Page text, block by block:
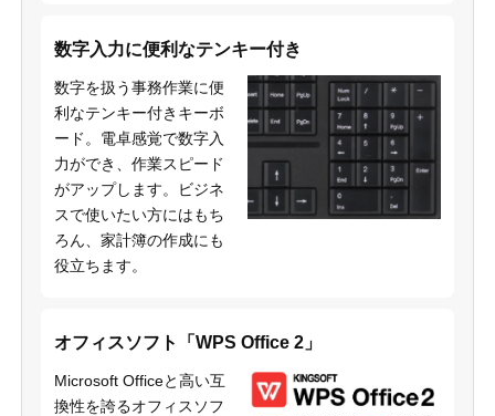
数字入力に便利なテンキー付き
数字を扱う事務作業に便
利なテンキー付きキーボ
ード。電卓感覚で数字入
力ができ、作業スピード
がアップします。ビジネ
スで使いたい方にはもち
ろん、家計簿の作成にも
役立ちます。
オフィスソフト「WPS Office 2」
Microsoft Officeと高い互
換性を誇るオフィスソフ